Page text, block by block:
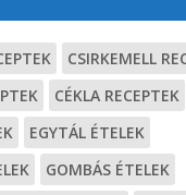
CSIRKEMELL
CÉKLA RECEPTEK
EGYTÁL ÉTELEK
GOMBÁS ÉTELEK